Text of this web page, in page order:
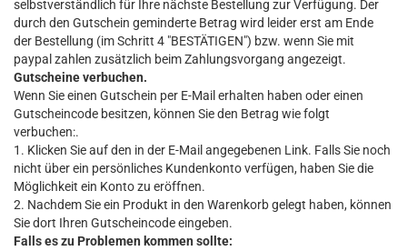
selbstverständlich für Ihre nächste Bestellung zur Verfügung. Der
durch den Gutschein geminderte Betrag wird leider erst am Ende
der Bestellung (im Schritt 4 "BESTÄTIGEN") bzw. wenn Sie mit
paypal zahlen zusätzlich beim Zahlungsvorgang angezeigt.
Gutscheine verbuchen.
Wenn Sie einen Gutschein per E-Mail erhalten haben oder einen
Gutscheincode besitzen, können Sie den Betrag wie folgt
verbuchen:.
1. Klicken Sie auf den in der E-Mail angegebenen Link. Falls Sie noch
nicht über ein persönliches Kundenkonto verfügen, haben Sie die
Möglichkeit ein Konto zu eröffnen.
2. Nachdem Sie ein Produkt in den Warenkorb gelegt haben, können
Sie dort Ihren Gutscheincode eingeben.
Falls es zu Problemen kommen sollte: